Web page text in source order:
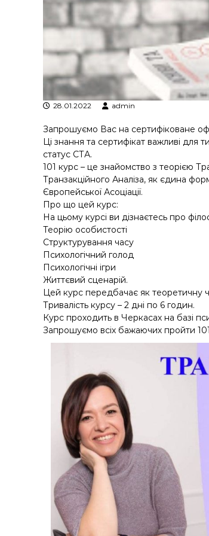
28.01.2022 admin
Запрошуємо Вас на сертифіковане
Ці знання та сертифікат важливі для
статус СТА.
101 курс – це знайомство з теорією
Транзакційного Аналіза, як єдина
Європейської Асоціації.
Про що цей курс:
На цьому курсі ви дізнаєтесь про
Теорію особистості
Структурування часу
Психологічний голод
Психологічні ігри
Життєвий сценарій.
Цей курс передбачає як теоретичну
Тривалість курсу – 2 дні по 6 годин.
Курс проходить в Черкасах на базі
Запрошуємо всіх бажаючих пройти